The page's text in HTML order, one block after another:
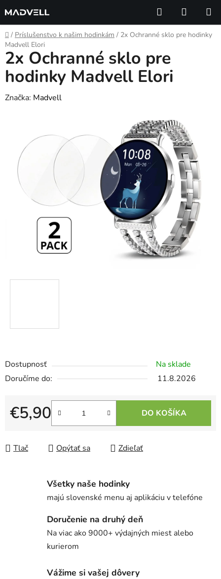
na
obsah
Hľadať
KOŠÍK
Domov
/ Príslušenstvo k našim hodinkám / 2x Ochranné sklo pre hodinky
Madvell Elori
Dostupnosť
Na sklade
11.8.2026
€5,90
Jednotková cena:
DO KOŠÍKA
Tlač Opýtať sa Zdieľať
2x Ochranné sklo pre
hodinky Madvell Elori
Značka: Madvell
Všetky naše hodinky
majú slovenské menu aj aplikáciu v telefóne
Doručenie na druhý deň
Na viac ako 9000+ výdajných miest alebo
kurierom
Vážime si vašej dôvery